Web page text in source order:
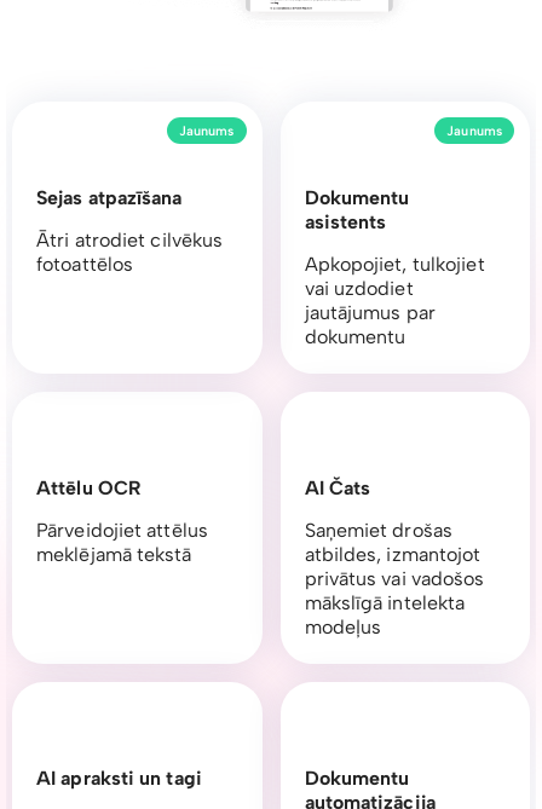
Dokumentu
asistents
Apkopojiet, tulkojiet
vai uzdodiet
jautājumus par
dokumentu
Jaunums
Attēlu OCR
Pārveidojiet attēlus
meklējamā tekstā
AI Čats
Saņemiet drošas
atbildes, izmantojot
privātus vai vadošos
mākslīgā intelekta
modeļus
AI apraksti un tagi
Dokumentu
automatizācija
Sejas atpazīšana
Ātri atrodiet cilvēkus
fotoattēlos
Jaunums